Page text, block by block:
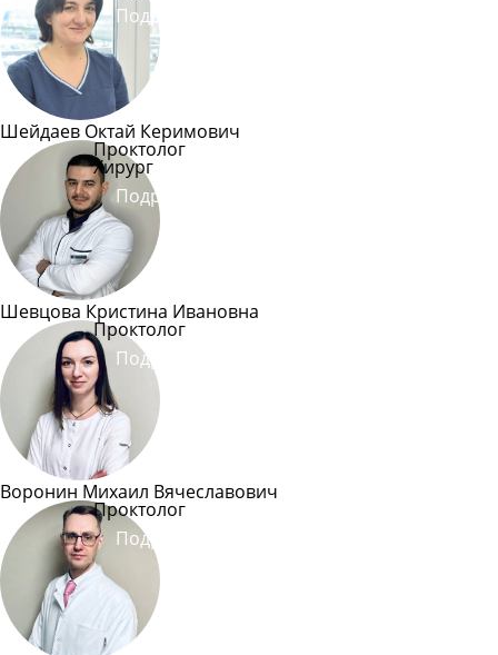
Подробнее
Шейдаев Октай Керимович
Проктолог
Хирург
Подробнее
Шевцова Кристина Ивановна
Проктолог
Подробнее
Воронин Михаил Вячеславович
Проктолог
Подробнее